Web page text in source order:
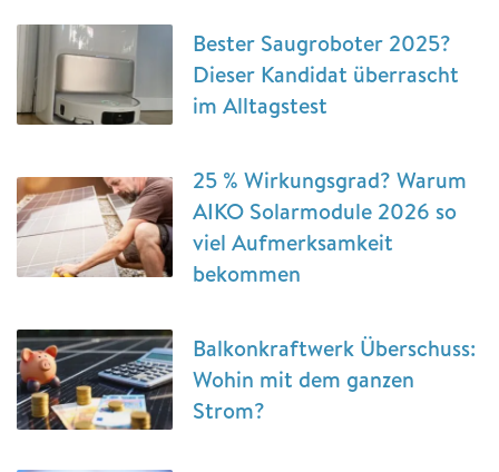
Bester Saugroboter 2025?
Dieser Kandidat überrascht
im Alltagstest
25 % Wirkungsgrad? Warum
AIKO Solarmodule 2026 so
viel Aufmerksamkeit
bekommen
Balkonkraftwerk Überschuss:
Wohin mit dem ganzen
Strom?